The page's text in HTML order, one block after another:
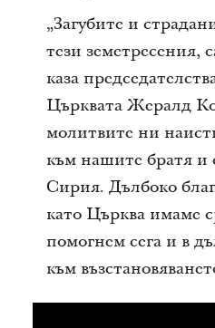
„Загубите и
тези земетресения,
каза
Църквата Жералд
молитвите ни
към нашите братя и
Сирия. Дълбоко
като Църква имаме
помогнем сега и в
към